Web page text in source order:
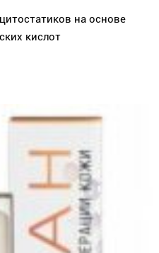
на основе
кислот